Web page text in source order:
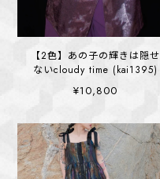
【2色】あの子の輝きは隠せ
ないcloudy time (kai1395)
¥10,800